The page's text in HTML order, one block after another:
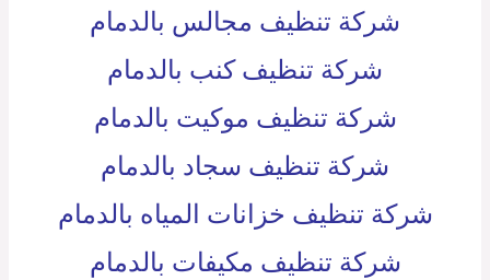
شركة تنظيف مجالس بالدمام
شركة تنظيف كنب بالدمام
شركة تنظيف موكيت بالدمام
شركة تنظيف سجاد بالدمام
شركة تنظيف خزانات المياه بالدمام
شركة تنظيف مكيفات بالدمام